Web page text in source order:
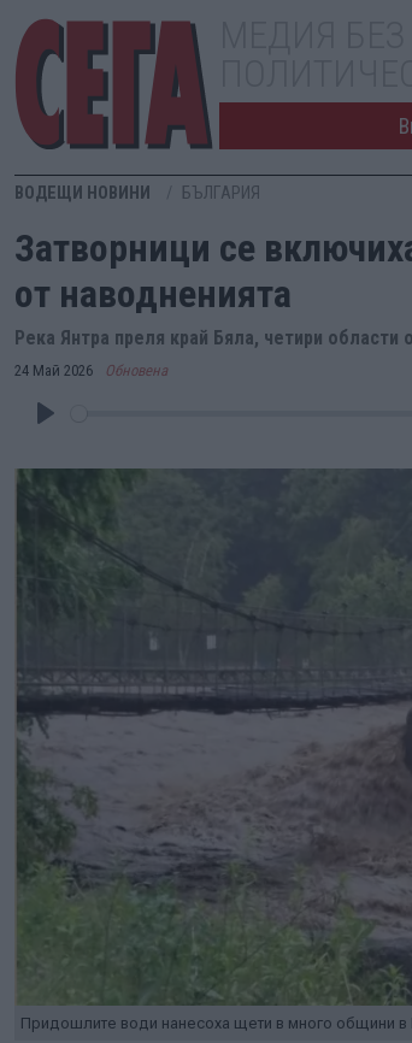
ВОДЕЩИ НОВИНИ БЪЛГАРИЯ
Затворници се
от наводненията
Река Янтра преля край Бяла, четири
24 Май 2026 Обновена
Придошлите води нанесоха щети в много общини в